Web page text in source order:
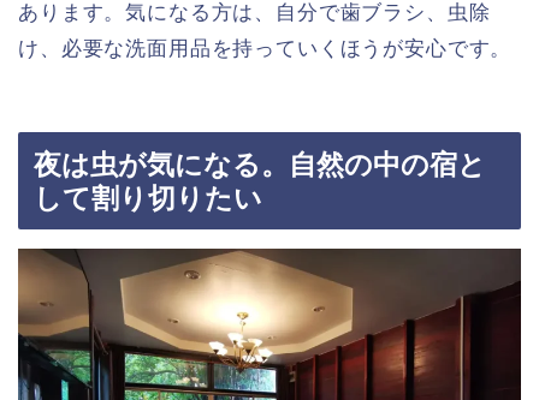
あります。気になる方は、自分で歯ブラシ、虫除
け、必要な洗面用品を持っていくほうが安心です。
夜は虫が気になる。自然の中の宿と
して割り切りたい